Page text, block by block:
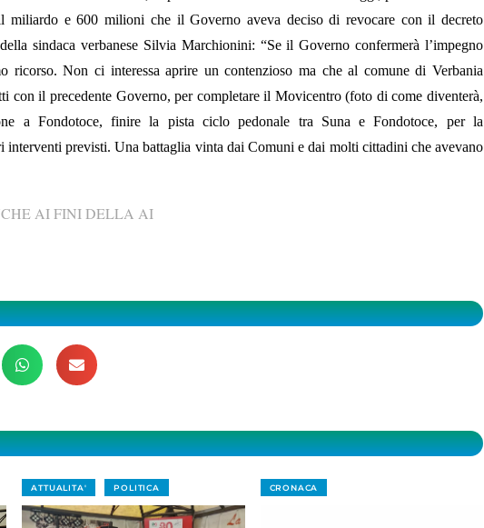
miliardo e 600 milioni che il Governo aveva deciso di revocare con il decreto
sindaca verbanese Silvia Marchionini: “Se il Governo confermerà l’impegno
ricorso. Non ci interessa aprire un contenzioso ma che al comune di Verbania
con il precedente Governo, per completare il Movicentro (foto di come diventerà,
a Fondotoce, finire la pista ciclo pedonale tra Suna e Fondotoce, per la
interventi previsti. Una battaglia vinta dai Comuni e dai molti cittadini che avevano
AI FINI DELLA AI
ATTUALITA' POLITICA CRONACA